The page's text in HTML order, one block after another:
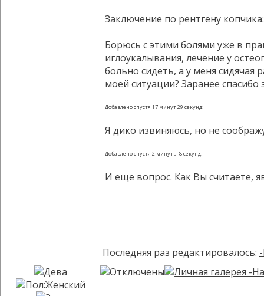
Заключение по рентгену
Борюсь с этими болями уже в
иглоукалывания, лечение у
больно сидеть, а у меня
моей ситуации? Заранее спасибо
Добавлено спустя 17 минут 29 секунд:
Я дико извиняюсь, но не
Добавлено спустя 2 минуты 8 секунд:
И еще вопрос. Как Вы считаете,
Последняя раз редактировалось: